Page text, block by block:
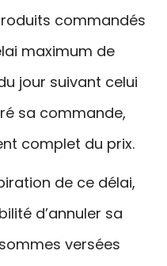
commandés
maximum de
jour suivant celui
sa commande,
complet du prix.
de ce délai,
d’annuler sa
versées